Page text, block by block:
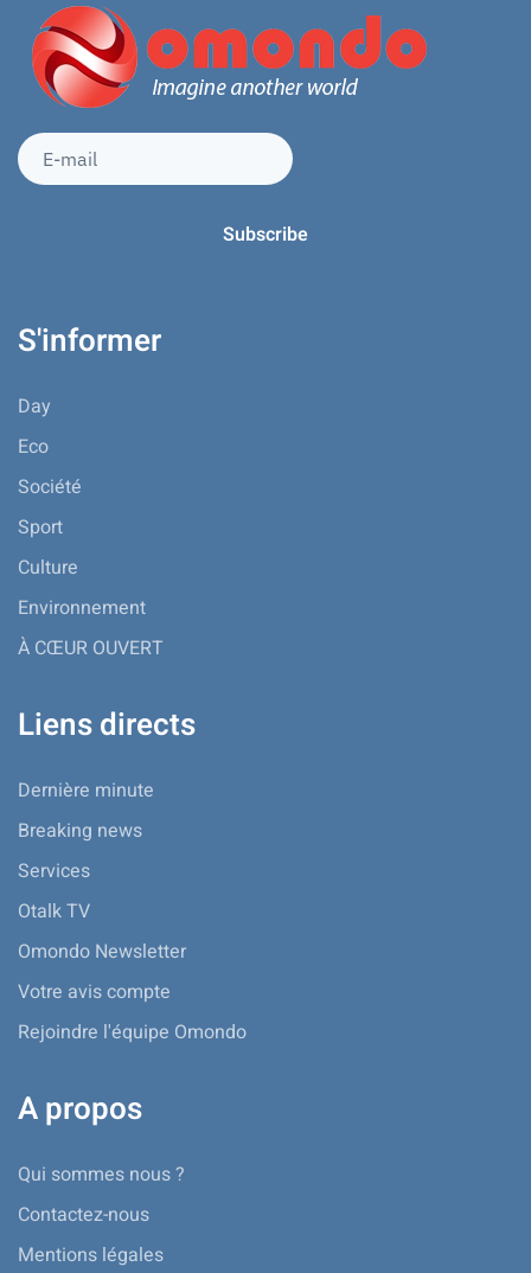
S'informer
Day
Eco
Société
Sport
Culture
Environnement
À CŒUR OUVERT
Liens directs
Dernière minute
Breaking news
Services
Otalk TV
Omondo Newsletter
Votre avis compte
Rejoindre l'équipe Omondo
A propos
Qui sommes nous ?
Contactez-nous
Mentions légales